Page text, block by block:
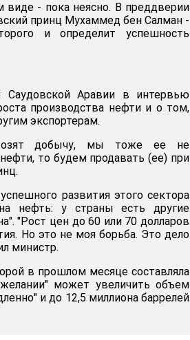
виде - пока неясно. В преддверии
принц Мухаммед бен Салман -
и определит успешность
Аравии в интервью
производства нефти и о том,
экспортерам.
добычу, мы тоже ее не
то будем продавать (ее) при
развития этого сектора
нефть: у страны есть другие
"Рост цен до 60 или 70 долларов
Но это не моя борьба. Это дело
министр.
в прошлом месяце составляла
может увеличить объем
и до 12,5 миллиона баррелей